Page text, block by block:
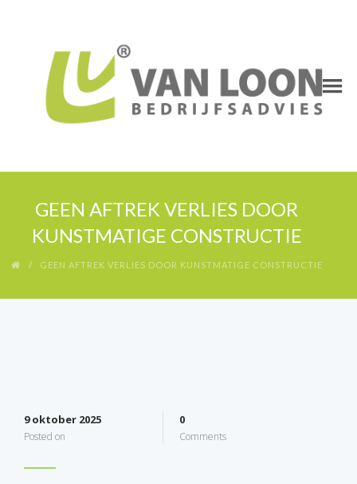
GEEN AFTREK VERLIES DOOR
KUNSTMATIGE CONSTRUCTIE
GEEN AFTREK VERLIES DOOR KUNSTMATIGE CONSTRUCTIE
9 oktober 2025
Posted on
0
Comments